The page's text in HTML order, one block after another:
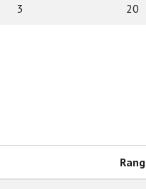
3 20
Rang